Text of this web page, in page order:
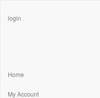
login
Home
My Account